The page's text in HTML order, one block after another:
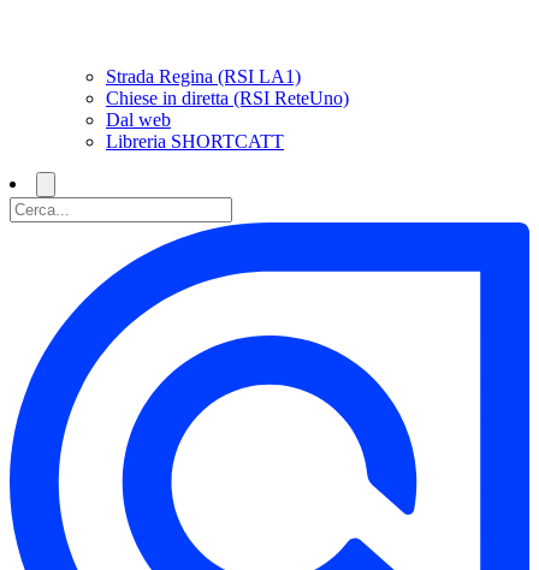
Strada Regina (RSI LA1)
Chiese in diretta (RSI ReteUno)
Dal web
Libreria SHORTCATT